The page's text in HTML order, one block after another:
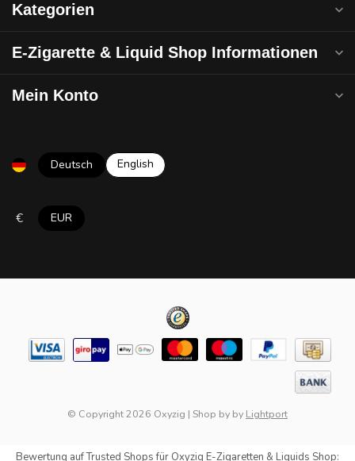
Kategorien
E-Zigarette & Liquid Shop Informationen
Mein Konto
Deutsch English
€ EUR
© Copyright 2026 Oxyzig | Shop by by Lightport
Bewertung aufTrusted Shopsfür Oxyzig E-Zigaretten & Liquids Shop: